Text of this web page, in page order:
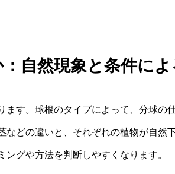
自然現象と条件に
ます。球根のタイプによって、分球の
などの違いと、それぞれの植物が自然
グや方法を判断しやすくなります。